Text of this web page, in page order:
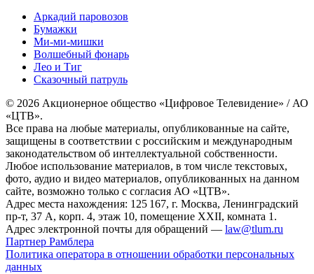
Аркадий паровозов
Бумажки
Ми-ми-мишки
Волшебный фонарь
Лео и Тиг
Сказочный патруль
© 2026 Акционерное общество «Цифровое Телевидение» / АО
«ЦТВ».
Все права на любые материалы, опубликованные на сайте,
защищены в соответствии с российским и международным
законодательством об интеллектуальной собственности.
Любое использование материалов, в том числе текстовых,
фото, аудио и видео материалов, опубликованных на данном
сайте, возможно только с согласия АО «ЦТВ».
Адрес места нахождения: 125 167, г. Москва, Ленинградский
пр-т, 37 А, корп. 4, этаж 10, помещение XXII, комната 1.
Адрес электронной почты для обращений — law@tlum.ru
Партнер Рамблера
Политика оператора в отношении обработки персональных
данных